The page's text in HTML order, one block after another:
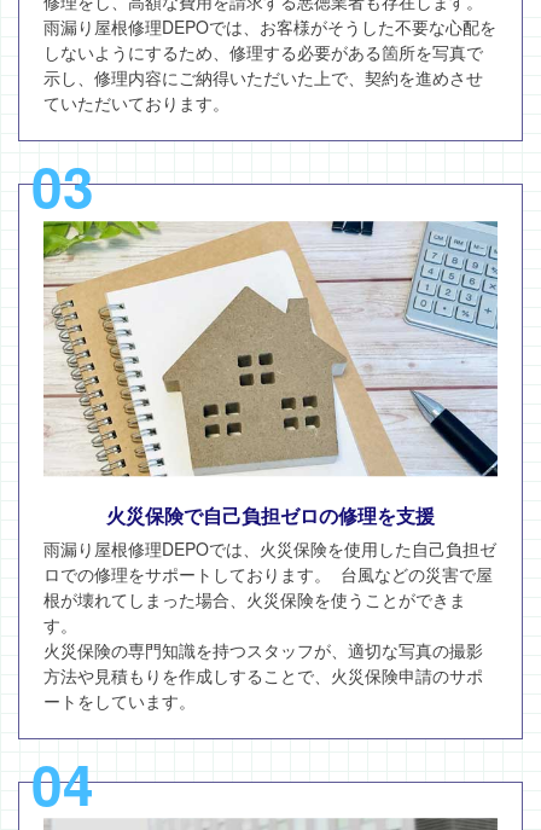
雨漏り屋根修理DEPOでは、お客様がそうした不要な心配を
しないようにするため、修理する必要がある箇所を写真で
示し、修理内容にご納得いただいた上で、契約を進めさせ
ていただいております。
03
火災保険で自己負担ゼロの修理を支援
雨漏り屋根修理DEPOでは、火災保険を使用した自己負担ゼ
ロでの修理をサポートしております。 台風などの災害で屋
根が壊れてしまった場合、火災保険を使うことができま
す。
火災保険の専門知識を持つスタッフが、適切な写真の撮影
方法や見積もりを作成しすることで、火災保険申請のサポ
ートをしています。
04